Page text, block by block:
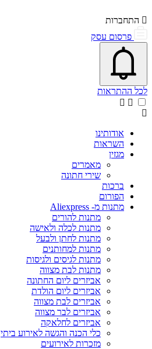
התחברות
פרסום עסק
פתיחת\סגירת מרכז התראות
אייקון פעמון
לכל ההתראות
אודותינו
השראות
מגזין
מאמרים
שירי חתונה
ברכות
הפורום
מתנות מ- Aliexpress
מתנות להורים
מתנות לכלה ולאישה
מתנות לחתן ולבעל
מתנות למחותנים
מתנות לגיסים ולגיסות
מתנות לבת מצווה
אביזרים ליום החתונה
אביזרים ליום הולדת
אביזרים לבת מצווה
אביזרים לבר מצווה
אביזרים לחלאקה
כלי הכנה והגשה לאירוע ביתי
מזכרות לאירועים